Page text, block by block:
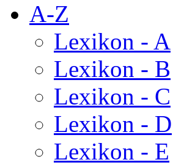
A-Z
Lexikon - A
Lexikon - B
Lexikon - C
Lexikon - D
Lexikon - E